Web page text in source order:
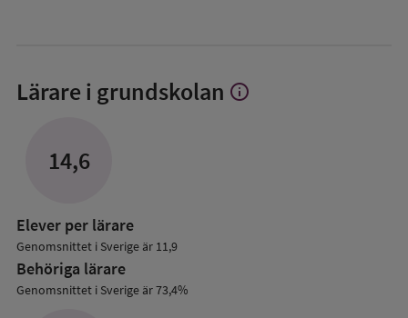
Lärare i grundskolan Visa
info
14,6
Elever per lärare
Genomsnittet i Sverige är 11,9
Behöriga lärare
Genomsnittet i Sverige är 73,4%